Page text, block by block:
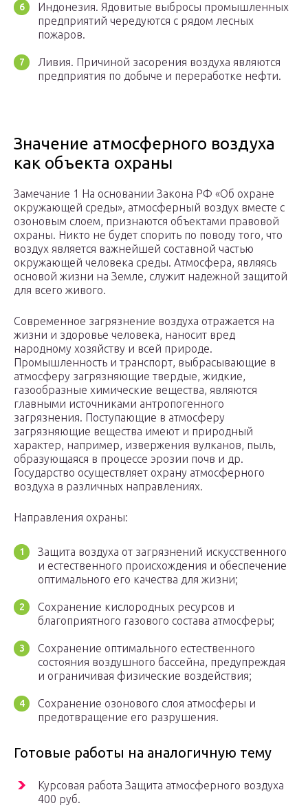
Индонезия. Ядовитые выбросы промышленных
предприятий чередуются с рядом лесных
пожаров.
Ливия. Причиной засорения воздуха являются
предприятия по добыче и переработке нефти.
Значение атмосферного воздуха
как объекта охраны
Замечание 1 На основании Закона РФ «Об охране
окружающей среды», атмосферный воздух вместе с
озоновым слоем, признаются объектами правовой
охраны. Никто не будет спорить по поводу того, что
воздух является важнейшей составной частью
окружающей человека среды. Атмосфера, являясь
основой жизни на Земле, служит надежной защитой
для всего живого.
Современное загрязнение воздуха отражается на
жизни и здоровье человека, наносит вред
народному хозяйству и всей природе.
Промышленность и транспорт, выбрасывающие в
атмосферу загрязняющие твердые, жидкие,
газообразные химические вещества, являются
главными источниками антропогенного
загрязнения. Поступающие в атмосферу
загрязняющие вещества имеют и природный
характер, например, извержения вулканов, пыль,
образующаяся в процессе эрозии почв и др.
Государство осуществляет охрану атмосферного
воздуха в различных направлениях.
Направления охраны:
Защита воздуха от загрязнений искусственного
и естественного происхождения и обеспечение
оптимального его качества для жизни;
Сохранение кислородных ресурсов и
благоприятного газового состава атмосферы;
Сохранение оптимального естественного
состояния воздушного бассейна, предупреждая
и ограничивая физические воздействия;
Сохранение озонового слоя атмосферы и
предотвращение его разрушения.
Готовые работы на аналогичную тему
Курсовая работа Защита атмосферного воздуха
400 руб.